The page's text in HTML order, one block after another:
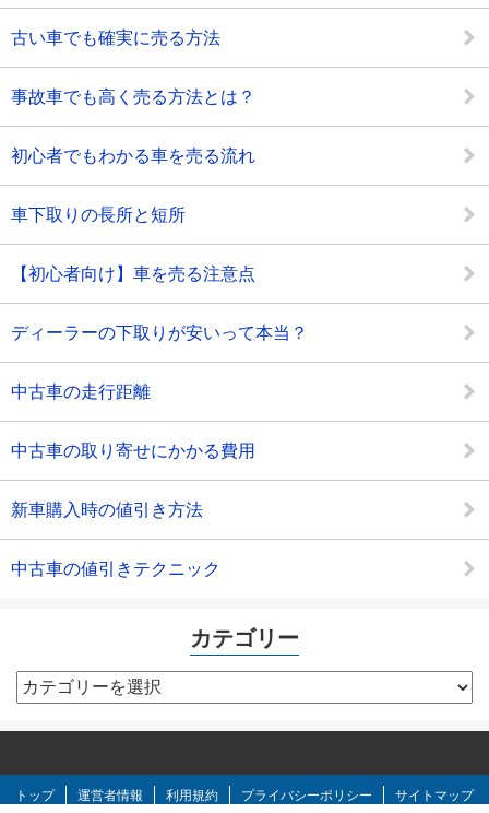
古い車でも確実に売る方法
事故車でも高く売る方法とは？
初心者でもわかる車を売る流れ
車下取りの長所と短所
【初心者向け】車を売る注意点
ディーラーの下取りが安いって本当？
中古車の走行距離
中古車の取り寄せにかかる費用
新車購入時の値引き方法
中古車の値引きテクニック
カテゴリー
カ
テ
ゴ
ートップ 運営者情報 利用規約 プライバシーポリシー
サイトマップ